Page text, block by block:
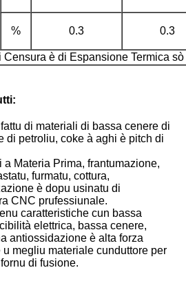
% 0.3 0.3
Censura è di Espansione Termica
di materiali di bassa cenere di
di petroliu, coke à aghi è pitch di
Materia Prima, frantumazione,
furmatu, cottura,
è dopu usinatu di
CNC prufessiunale.
caratteristiche cun bassa
elettrica, bassa cenere,
antiossidazione è alta forza
megliu materiale cunduttore per
di fusione.